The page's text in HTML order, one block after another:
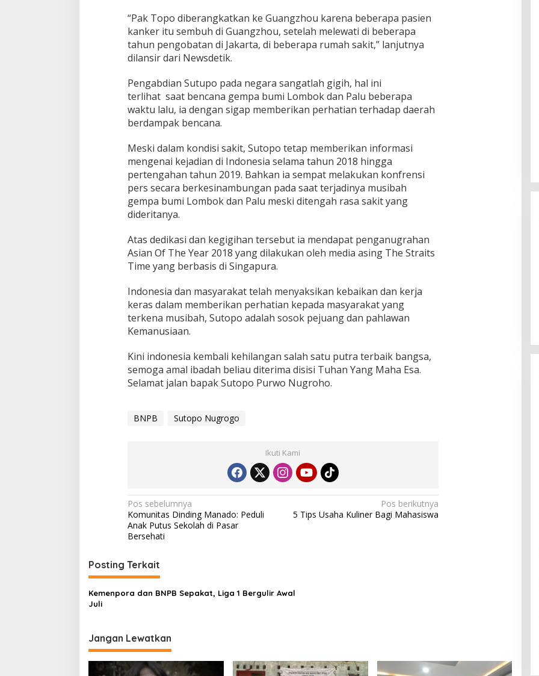
“Pak Topo diberangkatkan ke Guangzhou karena beberapa pasien
kanker itu sembuh di Guangzhou, setelah melewati di beberapa
tahun pengobatan di Jakarta, di beberapa rumah sakit,” lanjutnya
dilansir dari Newsdetik.
Pengabdian Sutupo pada negara sangatlah gigih, hal ini
terlihat saat bencana gempa bumi Lombok dan Palu beberapa
waktu lalu, ia dengan sigap memberikan perhatian terhadap daerah
berdampak bencana.
Meski dalam kondisi sakit, Sutopo tetap memberikan informasi
mengenai kejadian di Indonesia selama tahun 2018 hingga
pertengahan tahun 2019. Bahkan ia sempat melakukan konfrensi
pers secara berkesinambungan pada saat terjadinya musibah
gempa bumi Lombok dan Palu meski ditengah rasa sakit yang
dideritanya.
Atas dedikasi dan kegigihan tersebut ia mendapat penganugrahan
Asian Of The Year 2018 yang dilakukan oleh media asing The Straits
Time yang berbasis di Singapura.
Indonesia dan masyarakat telah menyaksikan kebaikan dan kerja
keras dalam memberikan perhatian kepada masyarakat yang
terkena musibah, Sutopo adalah sosok pejuang dan pahlawan
Kemanusiaan.
Kini indonesia kembali kehilangan salah satu putra terbaik bangsa,
semoga amal ibadah beliau diterima disisi Tuhan Yang Maha Esa.
Selamat jalan bapak Sutopo Purwo Nugroho.
BNPB Sutopo Nugrogo
Ikuti Kami
Navigasi
pos
Pos sebelumnya
Komunitas Dinding Manado: Peduli
Anak Putus Sekolah di Pasar
Bersehati
Pos berikutnya
5 Tips Usaha Kuliner Bagi Mahasiswa
Posting Terkait
Kemenpora dan BNPB Sepakat, Liga 1 Bergulir Awal
Juli
Jangan Lewatkan
Enam Pejabat Baru Resmi Dilantik
di Kejati Kepri oleh J. Devy
Sudarso
Di Berita, Politik